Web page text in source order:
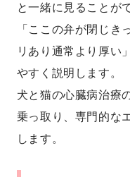
と一緒に見ることが
「ここの弁が閉じき
リあり通常より厚い
やすく説明します。
犬と猫の心臓病治療
乗っ取り、専門的な
します。